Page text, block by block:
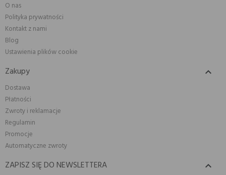
O nas
Polityka prywatności
Kontakt z nami
Blog
Ustawienia plików cookie
Zakupy 
Dostawa
Płatności
Zwroty i reklamacje
Regulamin
Promocje
Automatyczne zwroty
ZAPISZ SIĘ DO NEWSLETTERA 